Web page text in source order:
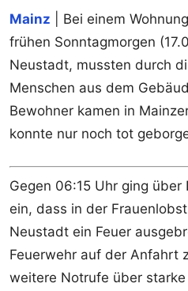
Mainz | Bei einem
frühen Sonntagmorgen
Neustadt, mussten durch
Menschen aus dem
Bewohner kamen in
konnte nur noch tot
Gegen 06:15 Uhr ging über
ein, dass in der
Neustadt ein Feuer
Feuerwehr auf der Anfahrt
weitere Notrufe über